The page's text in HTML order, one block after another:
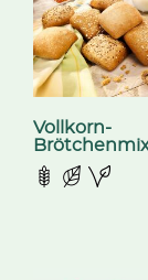
Vollkorn-